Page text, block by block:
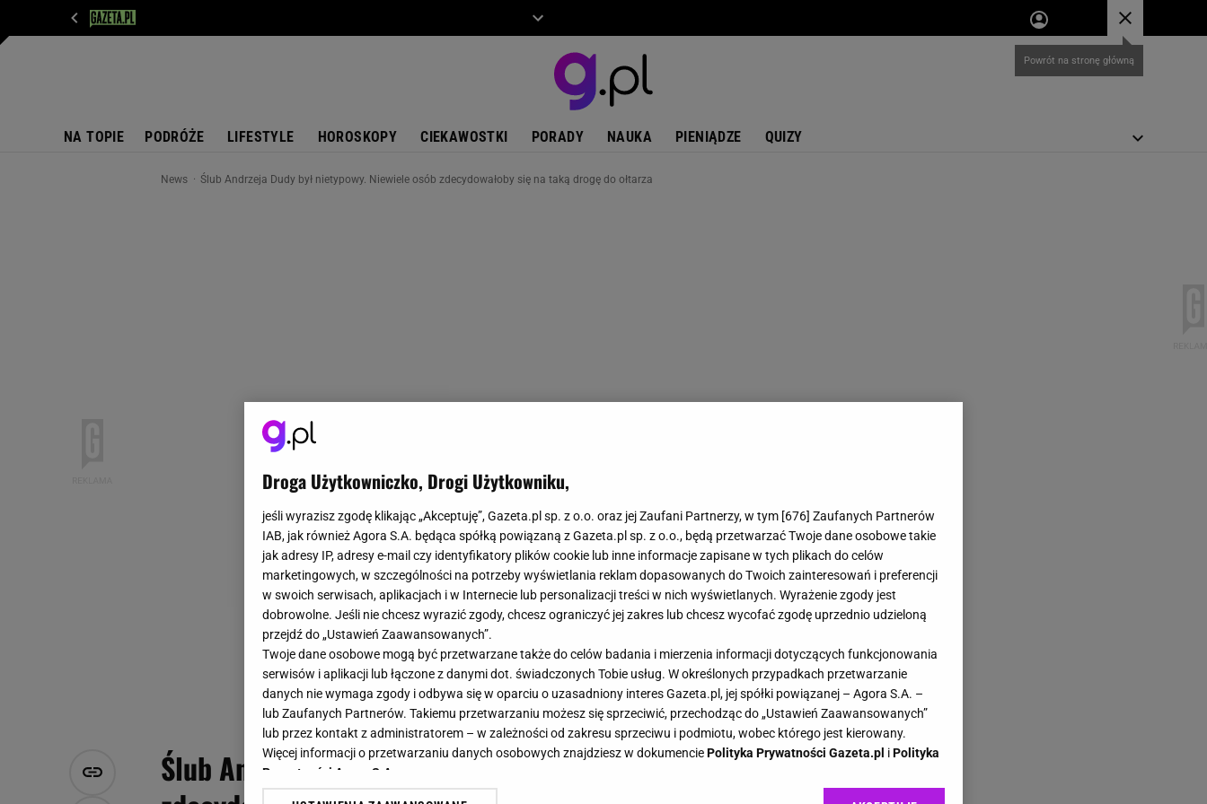
NA TOPIE PODRÓŻE LIFESTYLE HOROSKOPY CIEKAWOSTKI PORADY NAUKA PIENIĄDZE QUIZY
News Ślub Andrzeja Dudy był nietypowy. Niewiele osób zdecydowałoby się na taką drogę do ołtarza
Ślub Andrzeja Dudy był nietypowy. Niewiele osób
Droga Użytkowniczko, Drogi Użytkowniku,
jeśli wyrazisz zgodę klikając „Akceptuję”, Gazeta.pl sp. z o.o. oraz jej Zaufani Partnerzy, w tym [676] Zaufanych Partnerów
IAB, jak również Agora S.A. będąca spółką powiązaną z Gazeta.pl sp. z o.o., będą przetwarzać Twoje dane osobowe takie
jak adresy IP, adresy e-mail czy identyfikatory plików cookie lub inne informacje zapisane w tych plikach do celów
marketingowych, w szczególności na potrzeby wyświetlania reklam dopasowanych do Twoich zainteresowań i preferencji
w swoich serwisach, aplikacjach i w Internecie lub personalizacji treści w nich wyświetlanych. Wyrażenie zgody jest
dobrowolne. Jeśli nie chcesz wyrazić zgody, chcesz ograniczyć jej zakres lub chcesz wycofać zgodę uprzednio udzieloną
przejdź do „Ustawień Zaawansowanych”.
Twoje dane osobowe mogą być przetwarzane także do celów badania i mierzenia informacji dotyczących funkcjonowania
serwisów i aplikacji lub łączone z danymi dot. świadczonych Tobie usług. W określonych przypadkach przetwarzanie
danych nie wymaga zgody i odbywa się w oparciu o uzasadniony interes Gazeta.pl, jej spółki powiązanej – Agora S.A. –
lub Zaufanych Partnerów. Takiemu przetwarzaniu możesz się sprzeciwić, przechodząc do „Ustawień Zaawansowanych”
lub przez kontakt z administratorem – w zależności od zakresu sprzeciwu i podmiotu, wobec którego jest kierowany.
Więcej informacji o przetwarzaniu danych osobowych znajdziesz w dokumenciePolityka Prywatności Gazeta.pl iPolityka
Prywatności Agora S.A.